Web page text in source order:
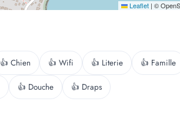
Leaflet | ©
👍 Chien 👍 Wifi 👍 Literie 👍 Famille
👍 Douche 👍 Draps